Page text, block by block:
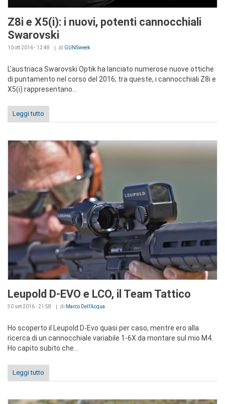
Z8i e X5(i): i nuovi, potenti cannocchiali
Swarovski
10 ott 2016 - 12:48 di GUNSweek
L'austriaca Swarovski Optik ha lanciato numerose nuove ottiche
di puntamento nel corso del 2016; tra queste, i cannocchiali Z8i e
X5(i) rappresentano...
Leggi tutto
Leupold D-EVO e LCO, il Team Tattico
30 set 2016 - 21:58 di Marco Dell'Acqua
Ho scoperto il Leupold D-Evo quasi per caso, mentre ero alla
ricerca di un cannocchiale variabile 1-6X da montare sul mio M4.
Ho capito subito che...
Leggi tutto